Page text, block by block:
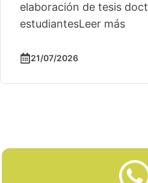
elaboración de tesis
estudiantesLeer más
21/07/2026